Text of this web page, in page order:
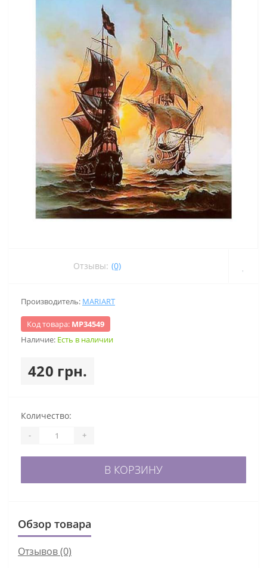
Отзывы: (0)
Производитель: MARIART
Код товара: МР34549
Наличие: Есть в наличии
420 грн.
Количество:
- +
В КОРЗИНУ
Обзор товара
Отзывов (0)